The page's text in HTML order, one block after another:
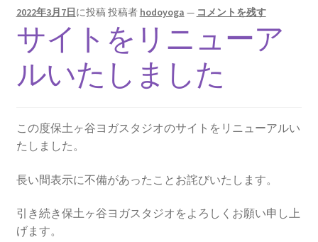
キ
ッ
プ
プ
コンセプト
スタッフ紹介
料金・スケジュール
2022年3月7日に投稿投稿者 hodoyoga — コメントを残す
サイトをリニューア
ルいたしました
この度保土ヶ谷ヨガスタジオのサイトをリニューアルい
たしました。
長い間表示に不備があったことお詫びいたします。
引き続き保土ヶ谷ヨガスタジオをよろしくお願い申し上
げます。